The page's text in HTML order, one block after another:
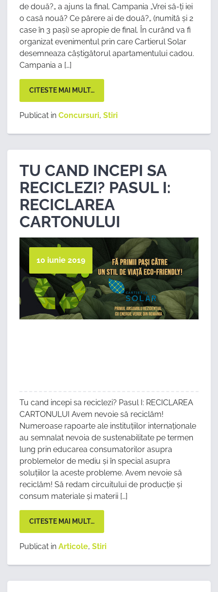
de două?„ a ajuns la final. Campania „Vrei să-ți iei
o casă nouă? Ce părere ai de două?„ (numită și 2
case în 3 pași) se apropie de final. În curând va fi
organizat evenimentul prin care Cartierul Solar
desemneaza câștigătorul apartamentului cadou.
Campania a […]
CITESTE MAI MULT…
Publicat in Concursuri, Stiri
TU CAND INCEPI SA
RECICLEZI? PASUL I:
RECICLAREA
CARTONULUI
10 iunie 2019
Tu cand incepi sa reciclezi? Pasul I: RECICLAREA
CARTONULUI Avem nevoie să reciclăm!
Numeroase rapoarte ale instituțiilor internaționale
au semnalat nevoia de sustenabilitate pe termen
lung prin educarea consumatorilor asupra
problemelor de mediu și în special asupra
soluțiilor la aceste probleme. Avem nevoie să
reciclăm! Să redam circuitului de producție și
consum materiale și materii […]
CITESTE MAI MULT…
Publicat in Articole, Stiri